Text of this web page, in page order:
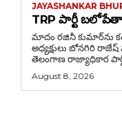
JAYASHANKAR
TRP పార్టీ
మాదం రజినీ కుమార్‌ను
అధ్యక్షులు బోనగిరి రాజేష్ మన భారత్,మొగుళ్ళపల్లి:
తెలంగాణ రాజ్యాధికార పార్టీ
August 8, 2026